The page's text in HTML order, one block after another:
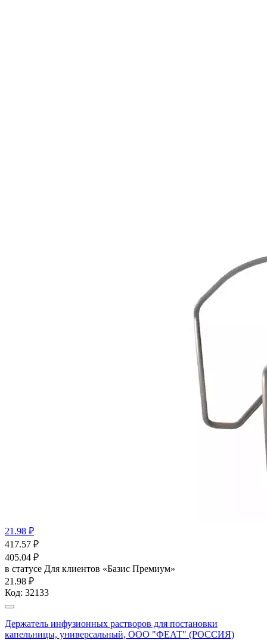
21.98 ₽
417.57 ₽
405.04 ₽
в статусе Для клиентов «Базис Премиум»
21.98 ₽
Код: 32133
Держатель инфузионных растворов для постановки
капельницы, универсальный, ООО "ФЕАТ" (РОССИЯ)